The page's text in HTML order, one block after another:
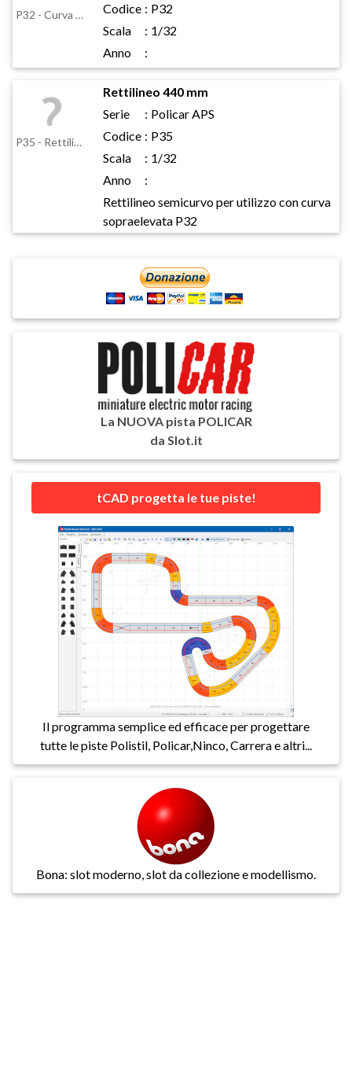
P32 - Curva 30° sopraelevata
Codice : P32
Scala
: 1/32
Anno
:
P35 - Rettilineo 440 mm
Rettilineo 440 mm
Serie
: Policar APS
Codice : P35
Scala
: 1/32
Anno
:
Rettilineo semicurvo per utilizzo con curva
sopraelevata P32
La NUOVA pista POLICAR
da Slot.it
tCAD progetta le tue piste!
Il programma semplice ed efficace per progettare
tutte le piste Polistil, Policar,Ninco, Carrera e altri...
Bona: slot moderno, slot da collezione e modellismo.